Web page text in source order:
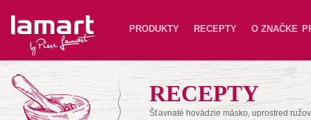
Lamart PRODUKTY RECEPTY O ZNAČKE
RECEPTY
Šťavnaté hovädzie mäsko, uprostred